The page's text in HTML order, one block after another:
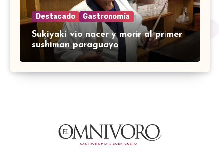
Destacado Gastronomía
Sukiyaki vio nacer y morir al primer
sushiman paraguayo